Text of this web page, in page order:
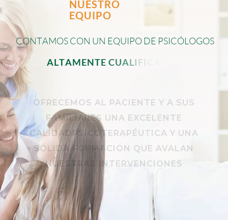
NUESTRO
EQUIPO
CONTAMOSCON UN EQUIPODE PSICÓL OGOS
ALTAMENTE CUALIFI
OFRECEMOS AL PACIENTE Y A SUS
FAMILIARES UNA EXCELENTE
CALIDADPSICOTERAPÉUTICA Y UNA
SÓLIDA FORMACIÓN QUE AVALAN
NUESTRAS INTERVENCIONES